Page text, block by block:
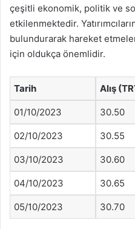
çeşitli ekonomik, politik ve
etkilenmektedir.
bulundurarak hareket
için oldukça önemlidir.
Tarih Alış
01/10/2023 30.50
02/10/2023 30.55
03/10/2023 30.60
04/10/2023 30.65
05/10/2023 30.70